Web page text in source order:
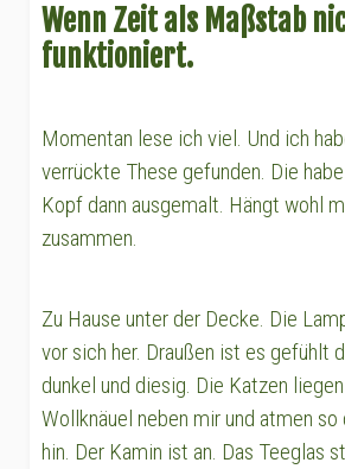
Wenn Zeit als Maßstab
funktioniert.
Momentan lese ich viel. Und ich
verrückte These gefunden. Die
Kopf dann ausgemalt. Hängt wohl
zusammen.
Zu Hause unter der Decke. Die
vor sich her. Draußen ist es gefühlt
dunkel und diesig. Die Katzen
Wollknäuel neben mir und atmen
hin. Der Kamin ist an. Das Teeglas